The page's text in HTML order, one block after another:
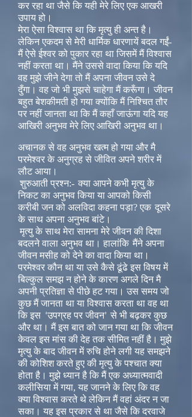
कर रहा था जैसे कि यही मेरे लिए एक आखरी
उपाय हो।
मेरा ऐसा विश्वास था कि मृत्यु ही अन्त है।
लेकिन एकदम से मेरी धार्मिक धारणायें बदल गईं-
मैं ऐसे ईश्वर को पुकार रहा था जिसमें मैं विश्वास
नहीं करता था। मैंने उससे वादा किया कि यदि
वह मुझे जीने देगा तो मैं अपना जीवन उसे दे
दुँगा। वह जो भी मुझसे चाहेगा मैं करूँगा। जीवन
बहुत बेशकीमती हो गया क्योंकि मैं निश्चित तौर
पर नहीं जानता था कि मैं कहाँ जाऊंगा यदि यह
आखिरी अनुभव मेरे लिए आखिरी अनुभव था।
अचानक से वह अनुभव खत्म हो गया और मै
परमेश्वर के अनुग्रह से जीवित अपने शरीर में
लौट आया।
शुरुआती प्रश्न:- क्या आपने कभी मृत्यु के
निकट का अनुभव किया या आपको किसी
करीबी जन को अलविदा कहना पड़ा? एक दूसरे
के साथ अपना अनुभव बांटे।
मृत्यु के साथ मेरा सामना मेरे जीवन की दिशा
बदलने वाला अनुभव था। हालांकि मैंने अपना
जीवन मसीह को देने का वादा किया था।
परमेश्वर कौन था या उसे कैसे ढूंढे इस विषय में
बिल्कुल समझ न होने के कारण अगले दिन मै
अपनी प्रतिज्ञा से पीछे हट गया। उस समय जो
कुछ मैं जानता था या विश्वास करता था वह था
कि इस ‘उपग्रह पर जीवन’ से भी बढ़कर कुछ
और था। मैं इस बात को जान गया था कि जीवन
केवल इस मांस की देह तक सीमित नहीं है। मुझे
मृत्यु के बाद जीवन में रुचि होने लगी यह समझने
की कोशिश करते हुए की मृत्यु के पश्चात क्या
होता है। मुझे ध्यान है कि मैं एक अध्यात्मवादी
कलीसिया में गया, यह जानने के लिए कि वह
क्या विश्वास करते थे लेकिन मैं वहां अंदर न जा
सका। यह इस प्रकार से था जैसे कि दरवाजे